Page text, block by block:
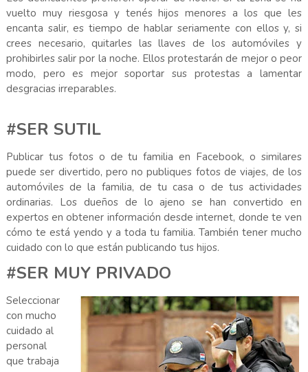
vuelto muy riesgosa y tenés hijos menores a los que les
encanta salir, es tiempo de hablar seriamente con ellos y, si
crees necesario, quitarles las llaves de los automóviles y
prohibirles salir por la noche. Ellos protestarán de mejor o peor
modo, pero es mejor soportar sus protestas a lamentar
desgracias irreparables.
#SER SUTIL
Publicar tus fotos o de tu familia en Facebook, o similares
puede ser divertido, pero no publiques fotos de viajes, de los
automóviles de la familia, de tu casa o de tus actividades
ordinarias. Los dueños de lo ajeno se han convertido en
expertos en obtener información desde internet, donde te ven
cómo te está yendo y a toda tu familia. También tener mucho
cuidado con lo que están publicando tus hijos.
#SER MUY PRIVADO
Seleccionar
con mucho
cuidado al
personal
que trabaja